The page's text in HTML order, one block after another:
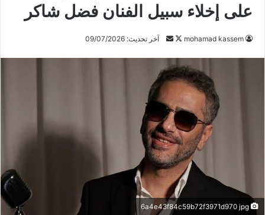
على إخلاء سبيل الفنان فضل شاكر
mohamad kassem
تابع
X
أرسلآخر تحديث: 09/07/2026